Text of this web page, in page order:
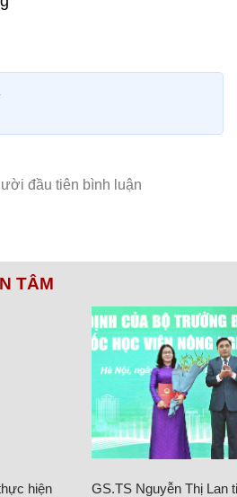
TÂM
hiện GS.TS Nguyễn Thị Lan